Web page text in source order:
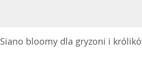
Siano bloomy dla gryzoni i